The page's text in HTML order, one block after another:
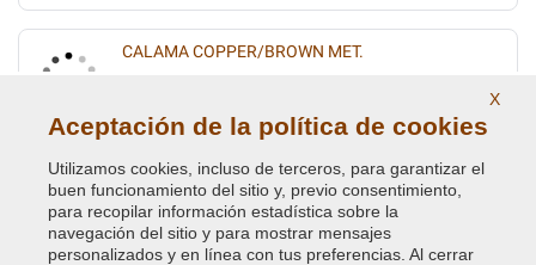
CALAMA COPPER/BROWN MET.
CALAMA COPPER/BROWN MET.
Código de Color Original :BAB
Código de Producto:VCD-BLVC-BAB
X
Aceptación de la política de cookies
Utilizamos cookies, incluso de terceros, para garantizar el
buen funcionamiento del sitio y, previo consentimiento,
para recopilar información estadística sobre la
navegación del sitio y para mostrar mensajes
personalizados y en línea con tus preferencias. Al cerrar